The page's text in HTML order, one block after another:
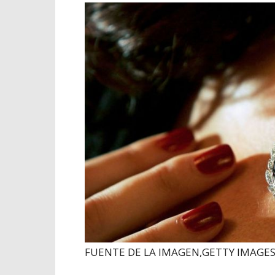
FUENTE DE LA IMAGEN,GETTY IMAGES